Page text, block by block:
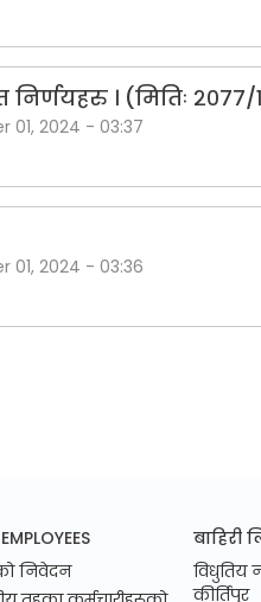
। (मितिः २०७७/
01, 2024 - 03:37
01, 2024 - 03:36
निवेदन
बाहिरी
विधुतिय
कीर्तिपुर